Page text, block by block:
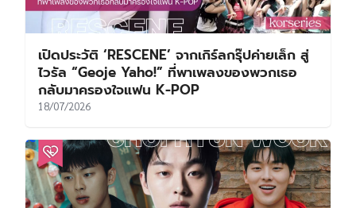
เปิดประวัติ ‘RESCENE’ จากเกิร์ลกรุ๊ปค่ายเล็ก สู่
ไวรัล “Geoje Yaho!” ที่พาเพลงของพวกเธอ
กลับมาครองใจแฟน K-POP
18/07/2026